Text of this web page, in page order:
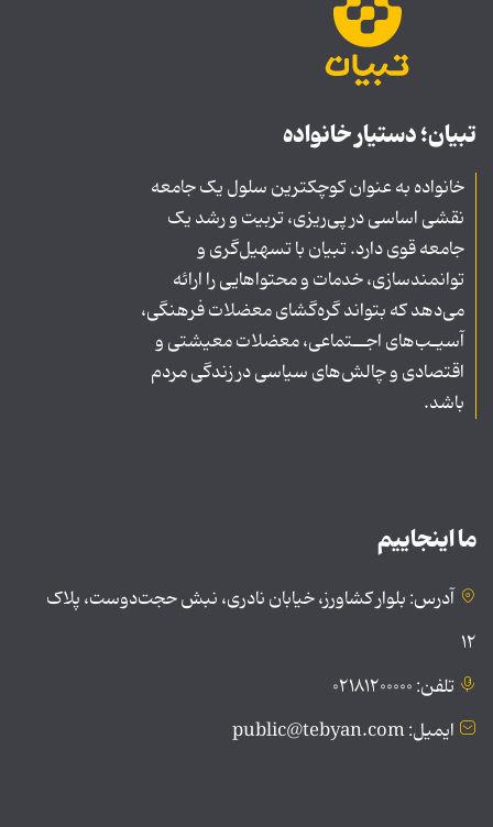
تبیان؛ دستیار خانواده
خانواده به عنوان کوچکترین سلول یک جامعه
نقشی اساسی در پی‌ریزی، تربیت و رشد یک
جامعه قوی دارد. تبیان با تسهیل‌گری و
توانمندسازی، خدمات و محتواهایی را ارائه
می‌دهد که بتواند گره‌گشای معضلات فرهنگی،
آسیـب‌های اجــتماعی، معضلات معیشتی و
اقتصادی و چالش‌های سیاسی در زندگی مردم
باشد.
ما اینجاییم
آدرس: بلوار کشاورز، خیابان نادری، نبش حجت‌دوست، پلاک
۱۲
تلفن: ۰۲۱۸۱۲۰۰۰۰۰
ایمیل: public@tebyan.com